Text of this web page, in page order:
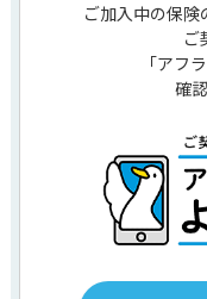
ご加入中の保険
ご
「アフ
確